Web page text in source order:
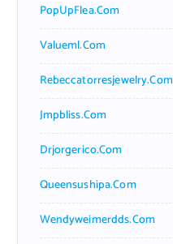
PopUpFlea.com
Valueml.com
Rebeccatorresjewelry.com
Jmpbliss.com
Drjorgerico.com
Queensushipa.com
Wendyweimerdds.com